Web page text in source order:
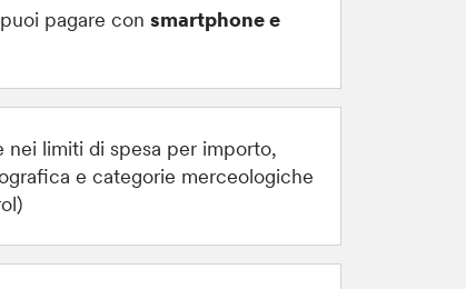
pagare con smartphone e
nei limiti di spesa per importo,
e categorie merceologiche